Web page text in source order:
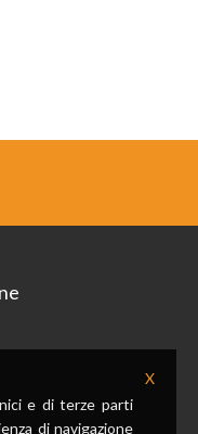
e di terze parti
di navigazione
X